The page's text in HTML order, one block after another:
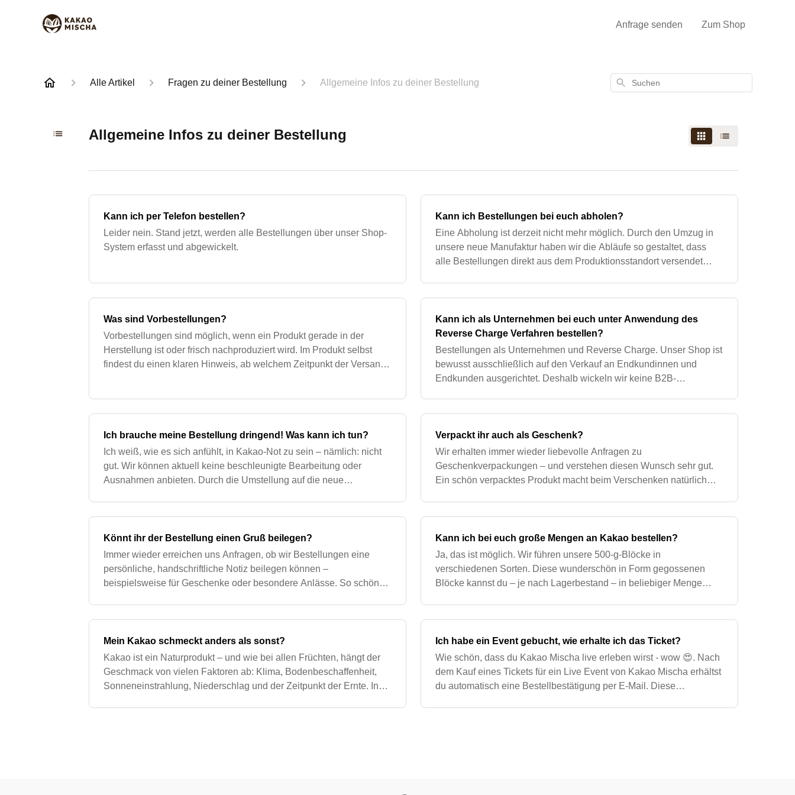
Anfrage senden Zum Shop
Alle Artikel Fragen zu deiner Bestellung Allgemeine Infos zu deiner Bestellung Suchen
Allgemeine Infos zu deiner Bestellung
Kann ich per Telefon bestellen?
Leider nein. Stand jetzt, werden alle Bestellungen über unser Shop-
System erfasst und abgewickelt.
Kann ich Bestellungen bei euch abholen?
Eine Abholung ist derzeit nicht mehr möglich. Durch den Umzug in
unsere neue Manufaktur haben wir die Abläufe so gestaltet, dass
alle Bestellungen direkt aus dem Produktionsstandort versendet
Was sind Vorbestellungen?
Vorbestellungen sind möglich, wenn ein Produkt gerade in der
Herstellung ist oder frisch nachproduziert wird. Im Produkt selbst
findest du einen klaren Hinweis, ab welchem Zeitpunkt der Versand
Kann ich als Unternehmen bei euch unter Anwendung des
Reverse Charge Verfahren bestellen?
Bestellungen als Unternehmen und Reverse Charge. Unser Shop ist
bewusst ausschließlich auf den Verkauf an Endkundinnen und
Endkunden ausgerichtet. Deshalb wickeln wir keine B2B-
Ich brauche meine Bestellung dringend! Was kann ich tun?
Ich weiß, wie es sich anfühlt, in Kakao-Not zu sein – nämlich: nicht
gut. Wir können aktuell keine beschleunigte Bearbeitung oder
Ausnahmen anbieten. Durch die Umstellung auf die neue
Verpackt ihr auch als Geschenk?
Wir erhalten immer wieder liebevolle Anfragen zu
Geschenkverpackungen – und verstehen diesen Wunsch sehr gut.
Ein schön verpacktes Produkt macht beim Verschenken natürlich
Könnt ihr der Bestellung einen Gruß beilegen?
Immer wieder erreichen uns Anfragen, ob wir Bestellungen eine
persönliche, handschriftliche Notiz beilegen können –
beispielsweise für Geschenke oder besondere Anlässe. So schön
Kann ich bei euch große Mengen an Kakao bestellen?
Ja, das ist möglich. Wir führen unsere 500-g-Blöcke in
verschiedenen Sorten. Diese wunderschön in Form gegossenen
Blöcke kannst du – je nach Lagerbestand – in beliebiger Menge
Mein Kakao schmeckt anders als sonst?
Kakao ist ein Naturprodukt – und wie bei allen Früchten, hängt der
Geschmack von vielen Faktoren ab: Klima, Bodenbeschaffenheit,
Sonneneinstrahlung, Niederschlag und der Zeitpunkt der Ernte. In
Ich habe ein Event gebucht, wie erhalte ich das Ticket?
Wie schön, dass du Kakao Mischa live erleben wirst - wow 😍. Nach
dem Kauf eines Tickets für ein Live Event von Kakao Mischa erhältst
du automatisch eine Bestellbestätigung per E-Mail. Diese